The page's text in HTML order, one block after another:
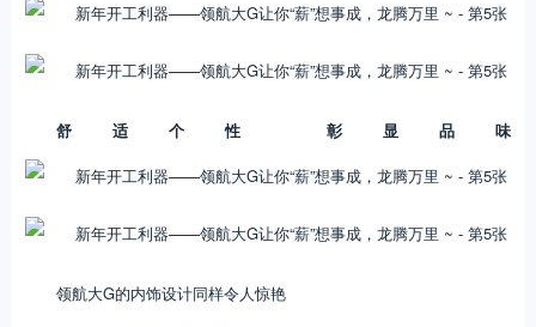
舒适个性 彰显品味
领航大G的内饰设计同样令人惊艳